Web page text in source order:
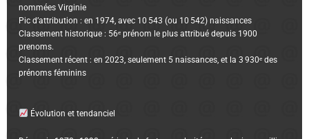
nommées Virginie
Pic d’attribution : en 1974, avec 10 543 (ou 10 542) naissances
Classement historique : 56ᵉ prénom le plus attribué depuis 1900
prenoms.
Classement récent : en 2023, seulement 5 naissances, et la 3 930ᵉ des
prénoms féminins
Évolution et tendanciel